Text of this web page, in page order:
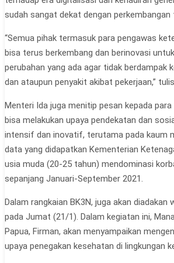
sudah sangat dekat dengan perkembangan
“Semua pihak termasuk para pengawas
bisa terus berkembang dan berinovasi
perubahan yang ada agar tidak berdampak
dan ataupun penyakit akibat pekerjaan,”
Menteri Ida juga menitip pesan kepada
bisa melakukan upaya pendekatan dan
intensif dan inovatif, terutama pada kaum
data yang didapatkan Kementerian
usia muda (20-25 tahun) mendominasi
sepanjang Januari-September 2021.
Dalam rangkaian BK3N, juga akan diadakan
pada Jumat (21/1). Dalam kegiatan ini,
Papua, Firman, akan menyampaikan
upaya penegakan kesehatan di lingkungan